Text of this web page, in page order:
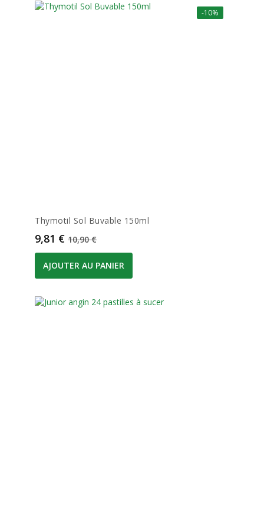
-10%
Thymotil Sol Buvable 150ml
Prix
9,81 € Prix de base
10,90 €
AJOUTER AU PANIER